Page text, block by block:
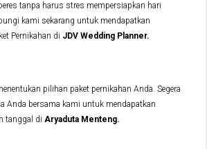
tanpa harus stres mempersiapkan hari
kami sekarang untuk mendapatkan
Pernikahan di JDV Wedding Planner.
pilihan paket pernikahan Anda. Segera
Anda bersama kami untuk mendapatkan
tanggal di Aryaduta Menteng.